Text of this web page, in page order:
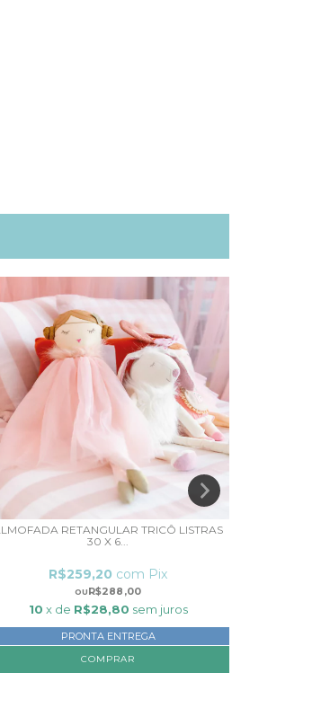
RETANGULAR TRICÔ LISTRAS
30 X 6...
R$288,00
R$259,20 com Pix
10 x de R$28,80 sem juros
PRONTA ENTREGA
COMPRAR